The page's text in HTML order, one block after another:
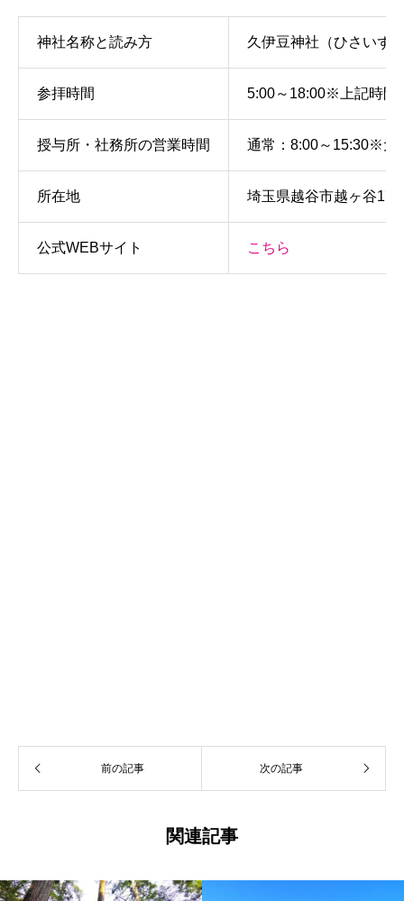
神社名称と読み方 久伊豆神社（ひさいず
参拝時間 5:00～18:00※上記時間
授与所・社務所の営業時間 通常：8:00～15:30※元
所在地 埼玉県越谷市越ヶ谷
公式WEBサイト こちら
前の記事 次の記事
関連記事